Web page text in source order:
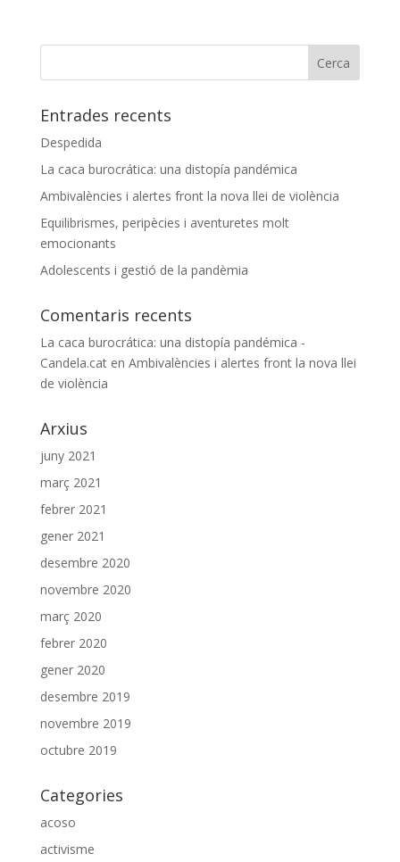
Entrades recents
Despedida
La caca burocrática: una distopía pandémica
Ambivalències i alertes front la nova llei de violència
Equilibrismes, peripècies i aventuretes molt
emocionants
Adolescents i gestió de la pandèmia
Comentaris recents
La caca burocrática: una distopía pandémica -
Candela.caten Ambivalències i alertes front la nova llei
de violència
Arxius
juny 2021
març 2021
febrer 2021
gener 2021
desembre 2020
novembre 2020
març 2020
febrer 2020
gener 2020
desembre 2019
novembre 2019
octubre 2019
Categories
acoso
activisme